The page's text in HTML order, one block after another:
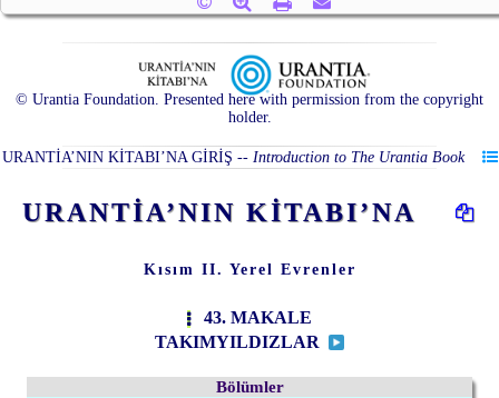
© Urantia Foundation. Presented here with permission from the copyright
holder.
URANTİA’NIN KİTABI’NA GİRİŞ -- Introduction to The Urantia Book
URANTİA’NIN KİTABI’NA
Kısım II. Yerel Evrenler
43. MAKALE
TAKIMYILDIZLAR
Bölümler